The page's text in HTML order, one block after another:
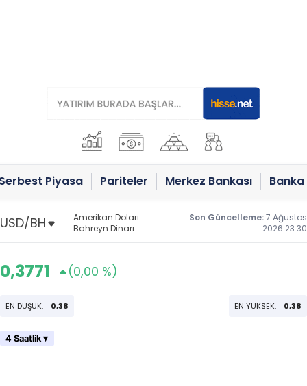
Piyasa Pariteler Merkez Bankası
Amerikan Doları
Bahreyn Dinarı
Son Güncelleme:7 Ağustos
2026 23:30
0,3771 (0,00 %)
EN DÜŞÜK: 0,38 EN YÜKSEK: 0,38
4 Saatlik ▾